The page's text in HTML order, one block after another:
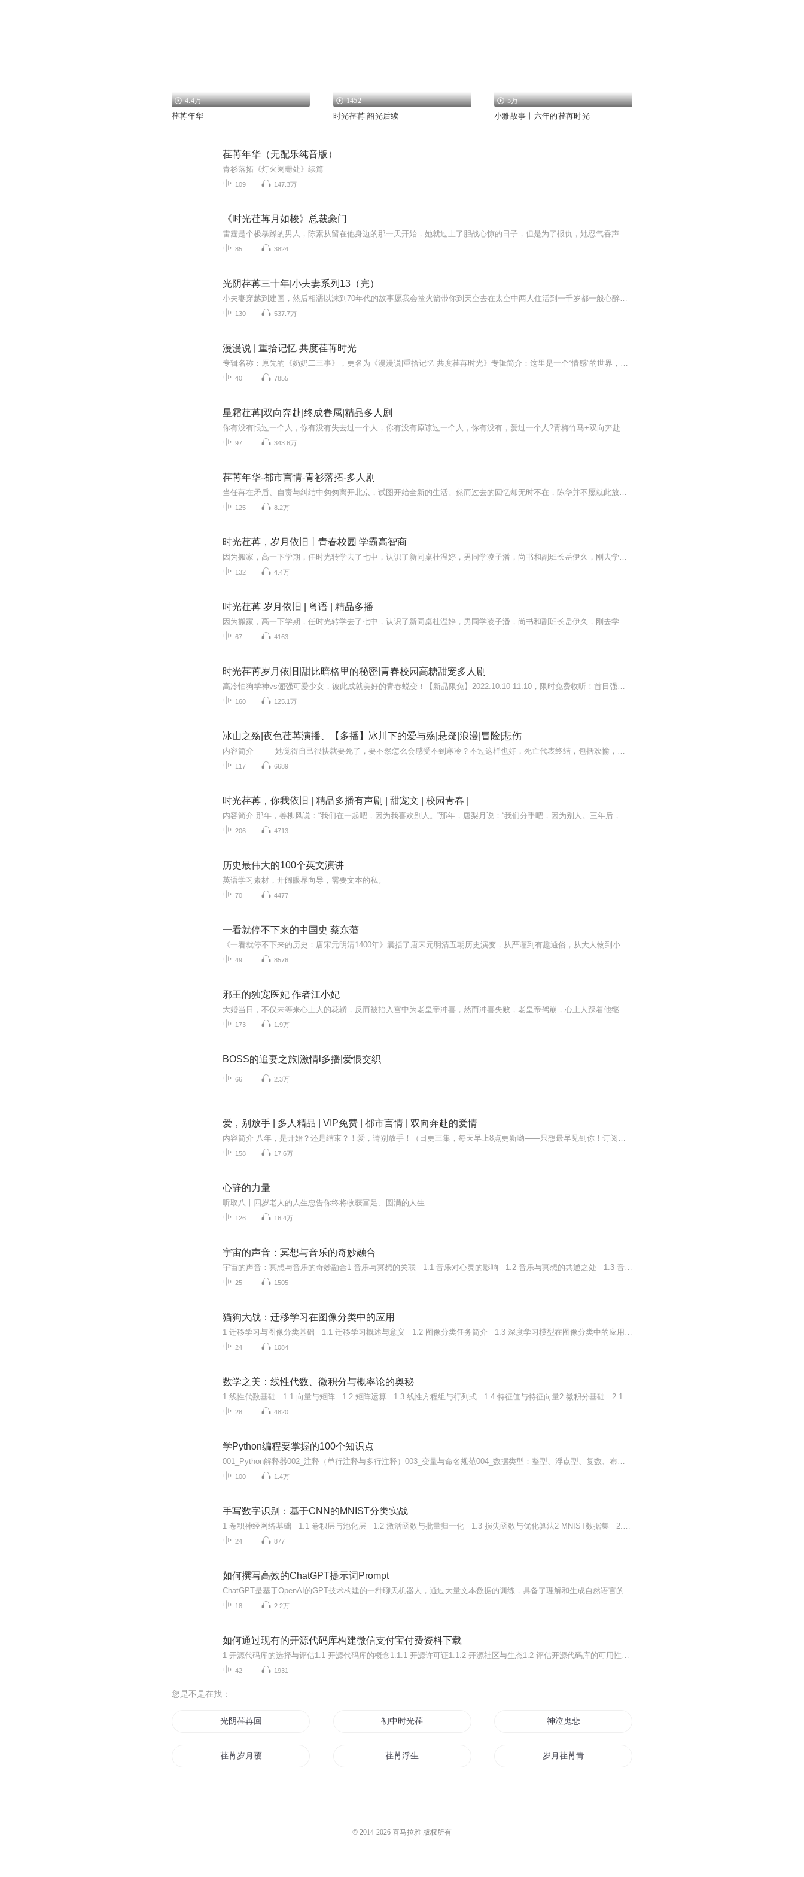
4.4万
荏苒年华
1452
时光荏苒|韶光后续
5万
小雅故事丨六年的荏苒时光
荏苒年华（无配乐纯音版）
青衫落拓《灯火阑珊处》续篇
109 147.3万
《时光荏苒月如梭》总裁豪门
雷霆是个极暴躁的男人，陈素从留在他身边的那一天开始，她就过上了胆战心惊的日子，但是为了报仇，她忍气吞声，抱着心中的白月光度日，直到有一天她发现白月光和暴躁丈夫竟然是同一个人，她凌乱了……【收听须知】1、该专辑免费收听。2、由于音频节目更新的比较慢，收听过程中，如果想快速阅读小说文字版的全部章节，请在微--信--中--搜--索--公--众--号--【良月文学】，关注后回复：时光荏苒月如梭，便可快速阅读小说文字版全集。 (注意：需要在公众号中回复才有...
85 3824
光阴荏苒三十年|小夫妻系列13（完）
小夫妻穿越到建国，然后相濡以沫到70年代的故事愿我会揸火箭带你到天空去在太空中两人住活到一千岁都一般心醉有你在身边多乐趣共你双双对好得戚好得意地裂天崩当闲事就算翻风雨只需看到你似见阳光千万里有了你开心啲乜都称心满意咸鱼白菜也好好味我与你永...
130 537.7万
漫漫说 | 重拾记忆 共度荏苒时光
专辑名称：原先的《奶奶二三事》，更名为《漫漫说|重拾记忆 共度荏苒时光》专辑简介：这里是一个“情感”的世界，记录的是时光，与你的时光，它有亲情，它有友情，当然也即将会有爱情。这里也会有独属于“你”的故事，因为我在期待你的投稿。我们将以每月...
40 7855
星霜荏苒|双向奔赴|终成眷属|精品多人剧
你有没有恨过一个人，你有没有失去过一个人，你有没有原谅过一个人，你有没有，爱过一个人?青梅竹马+双向奔赴+欢喜冤家+终成眷属改编自《致岁月迢迢》绿亦歌著由本工作室精心制作的免费多人有声剧~感谢收听！
97 343.6万
荏苒年华-都市言情-青衫落拓-多人剧
当任苒在矛盾、自责与纠结中匆匆离开北京，试图开始全新的生活。然而过去的回忆却无时不在，陈华并不愿就此放手……是猫捉老鼠的游戏，还是往日柔情的苦苦追寻?陈华与任苒之间开始了一场非常规的爱情续曲。一场错过了蓦然回首后的灯火阑珊式爱情，一对儿在...
125 8.2万
时光荏苒，岁月依旧丨青春校园 学霸高智商
因为搬家，高一下学期，任时光转学去了七中，认识了新同桌杜温婷，男同学凌子潘，尚书和副班长岳伊久，刚去学校的第一天就迟到了，但是一向成绩优异的任时光在新的班级里面很受老师和同学的喜欢，一度成为了班级里的半个顶梁柱。在与杜温婷相处中了解到了...
132 4.4万
时光荏苒 岁月依旧 | 粤语 | 精品多播
因为搬家，高一下学期，任时光转学去了七中，认识了新同桌杜温婷，男同学凌子潘，尚书和副班长岳伊久，刚去学校的第一天就迟到了，但是一向成绩优异的任时光在新的班级里面很受老师和同学的喜欢，一度成为了班级里的半个顶梁柱。在与杜温婷相处中了解到了...
67 4163
时光荏苒岁月依旧|甜比暗格里的秘密|青春校园高糖甜宠多人剧
高冷怕狗学神vs倔强可爱少女，彼此成就美好的青春蜕变！【新品限免】2022.10.10-11.10，限时免费收听！首日强推25集，每日更新3集，全160集（含片花），绝不拖沓！
160 125.1万
冰山之殇|夜色荏苒演播、【多播】冰川下的爱与殇|悬疑|浪漫|冒险|悲伤
内容简介 她觉得自己很快就要死了，要不然怎么会感受不到寒冷？不过这样也好，死亡代表终结，包括欢愉，包括痛苦，那她心头的枷锁也终是可以卸下了。就在她准备接受死亡的那一刹那，记忆深处有一个声音在提醒她，那个脚步声不对！不是追逐她...
117 6689
时光荏苒，你我依旧 | 精品多播有声剧 | 甜宠文 | 校园青春 |
内容简介 那年，姜柳风说：“我们在一起吧，因为我喜欢别人。”那年，唐梨月说：“我们分手吧，因为别人。三年后，姜柳风如约来到唐梨月的城市她也如约尽了地主之谊然后两人就开始了没羞没的同居生活然而，唐梨月人生中唯一的一次恋爱，始于她也终于她的那...
206 4713
历史最伟大的100个英文演讲
英语学习素材，开阔眼界向导，需要文本的私。
70 4477
一看就停不下来的中国史 蔡东藩
《一看就停不下来的历史：唐宋元明清1400年》囊括了唐宋元明清五朝历史演变，从严谨到有趣通俗，从大人物到小细节，从大事件到小人物，以前所未有的清晰度再现中华辉煌1400年的历史现场，为您全方位展示了中华民族从封建走向社会主义的历程。
49 8576
邪王的独宠医妃 作者江小妃
大婚当日，不仅未等来心上人的花轿，反而被抬入宫中为老皇帝冲喜，然而冲喜失败，老皇帝驾崩，心上人踩着他继任皇位，而她作为罪妃，被灌哑药挑断手脚筋脉陪葬于地下皇陵之中！以她一人之死，换得所有人的鸡犬升天！等她再次醒来，时光竟倒流回三年前……百里宗律没注意读百里宗津了，后面就读津了( ´◔ ‸◔`)新手上路，前几章剪裁不当有些卡顿，过了几章就好了，希望收获你们的喜爱和关注，请多多指教，谢谢！
173 1.9万
BOSS的追妻之旅|激情l多播|爱恨交织
66 2.3万
爱，别放手 | 多人精品 | VIP免费 | 都市言情 | 双向奔赴的爱情
内容简介 八年，是开始？还是结束？！爱，请别放手！（日更三集，每天早上8点更新哟——只想最早见到你！订阅满百，加更一集！感谢支持！）
158 17.6万
心静的力量
听取八十四岁老人的人生忠告你终将收获富足、圆满的人生
126 16.4万
宇宙的声音：冥想与音乐的奇妙融合
宇宙的声音：冥想与音乐的奇妙融合1 音乐与冥想的关联 1.1 音乐对心灵的影响 1.2 音乐与冥想的共通之处 1.3 音乐作为冥想辅助工具的原理2 音乐冥想的种类与技巧 2.1 自然声音冥想 2.2 频率与音调冥想 2.3 曼陀罗音乐冥想 2.4 ...
25 1505
猫狗大战：迁移学习在图像分类中的应用
1 迁移学习与图像分类基础 1.1 迁移学习概述与意义 1.2 图像分类任务简介 1.3 深度学习模型在图像分类中的应用2 数据集与预处理 2.1 猫狗数据集介绍 2.2 数据增强技巧 2.3 数据集划分与加载3 预训练模型与特征提取 3.1 常见预...
24 1084
数学之美：线性代数、微积分与概率论的奥秘
1 线性代数基础 1.1 向量与矩阵 1.2 矩阵运算 1.3 线性方程组与行列式 1.4 特征值与特征向量2 微积分基础 2.1 极限与连续性 2.2 导数与微分 2.3 积分与微积分基本定理 2.4 多元微积分与偏导数3 概率论基础 3.1 概率空...
28 4820
学Python编程要掌握的100个知识点
001_Python解释器002_注释（单行注释与多行注释）003_变量与命名规范004_数据类型：整型、浮点型、复数、布尔型005_字符串（String）006_字符串操作和方法007_转义字符008_字符串格式化009_列表（List）010_列表操作和方法011_元组（Tuple）......
100 1.4万
手写数字识别：基于CNN的MNIST分类实战
1 卷积神经网络基础 1.1 卷积层与池化层 1.2 激活函数与批量归一化 1.3 损失函数与优化算法2 MNIST数据集 2.1 数据集介绍与下载 2.2 数据预处理与可视化 2.3 训练集、验证集与测试集划分3 CNN模型构建 3.1 网络架构设计 3...
24 877
如何撰写高效的ChatGPT提示词Prompt
ChatGPT是基于OpenAI的GPT技术构建的一种聊天机器人，通过大量文本数据的训练，具备了理解和生成自然语言的能力。这种技术可以广泛应用于各种场景，如智能客服、虚拟助手、文本生成、知识问答等。在这些应用中，设计恰当的提示词（Prompt）对于获得满意的...
18 2.2万
如何通过现有的开源代码库构建微信支付宝付费资料下载
1 开源代码库的选择与评估1.1 开源代码库的概念1.1.1 开源许可证1.1.2 开源社区与生态1.2 评估开源代码库的可用性1.2.1 功能兼容性1.2.2 技术支持与文档1.2.3 社区活跃度与更新频率2 了解微信支付宝支付接口2.1 微信支付接口2.1.1 注册与开通微信支付2.1.2...
42 1931
您是不是在找：
光阴荏苒回首青春 初中时光荏苒 神泣鬼悲
荏苒岁月覆盖的过往 荏苒浮生 岁月荏苒青黛依旧
© 2014-2026 喜马拉雅 版权所有